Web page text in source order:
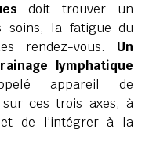
doit trouver un
soins, la fatigue du
rendez-vous. Un
lymphatique
appareil de
sur ces trois axes, à
de l’intégrer à la